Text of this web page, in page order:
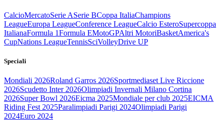
CalcioMercatoSerie ASerie BCoppa ItaliaChampions
LeagueEuropa LeagueConference LeagueCalcio EsteroSupercoppa
ItalianaFormula 1Formula EMotoGPAltri MotoriBasketAmerica's
CupNations LeagueTennisSciVolleyDrive UP
Speciali
Mondiali 2026Roland Garros 2026Sportmediaset Live Riccione
2026Scudetto Inter 2026Olimpiadi Invernali Milano Cortina
2026Super Bowl 2026Eicma 2025Mondiale per club 2025EICMA
Riding Fest 2025Paralimpiadi Parigi 2024Olimpiadi Parigi
2024Euro 2024